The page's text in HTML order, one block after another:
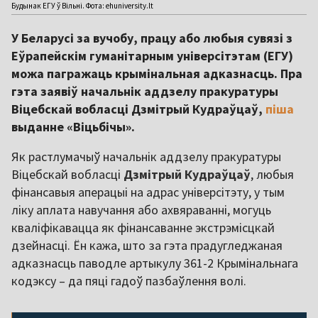
Будынак ЕГУ ў Вільні. Фота: ehuniversity.lt
У Беларусі за вучобу, працу або любыя сувязі з
Еўрапейскім гуманітарным універсітэтам (ЕГУ)
можа пагражаць крымінальная адказнасць. Пра
гэта заявіў начальнік аддзелу пракуратуры
Віцебскай вобласці Дзмітрый Кудраўцаў, піша
выданне «Віцьбічы».
Як растлумачыў начальнік аддзелу пракуратуры
Віцебскай вобласці Дзмітрый Кудраўцаў, любыя
фінансавыя аперацыі на адрас універсітэту, у тым
ліку аплата навучання або ахвяраванні, могуць
кваліфікавацца як фінансаванне экстрэмісцкай
дзейнасці. Ён кажа, што за гэта прадугледжаная
адказнасць паводле артыкулу 361-2 Крымінальнага
кодэксу – да пяці гадоў пазбаўлення волі.